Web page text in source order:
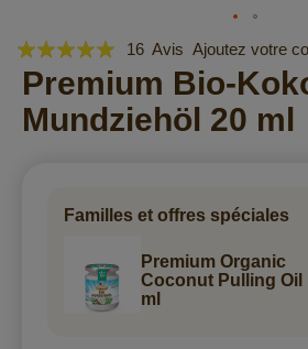
Skip
to
the
beginning
of
gallery
Évaluation:
96
% of100
16 Avis Ajoutez votre
Premium Bio-
Mundziehöl 20 ml
Familles et offres spéciales
Premium Organic
Coconut Pulling Oil
ml